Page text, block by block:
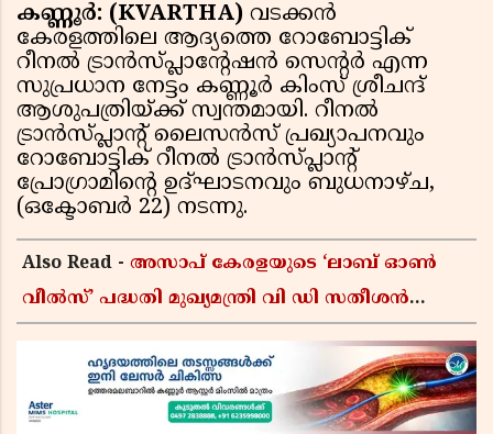
കണ്ണൂർ: (KVARTHA) വടക്കൻ
കേരളത്തിലെ ആദ്യത്തെ റോബോട്ടിക്
റീനല്‍ ട്രാന്‍സ്പ്ലാന്റേഷന്‍ സെന്റർ എന്ന
സുപ്രധാന നേട്ടം കണ്ണൂർ കിംസ് ശ്രീചന്ദ്
ആശുപത്രിയ്ക്ക് സ്വന്തമായി. റീനൽ
ട്രാൻസ്‌പ്ലാന്റ് ലൈസൻസ് പ്രഖ്യാപനവും
റോബോട്ടിക് റീനൽ ട്രാൻസ്‌പ്ലാന്റ്
പ്രോഗ്രാമിന്റെ ഉദ്ഘാടനവും ബുധനാഴ്ച,
(ഒക്ടോബർ 22) നടന്നു.
Also Read - അസാപ് കേരളയുടെ ‘ലാബ് ഓൺ
വീൽസ്’ പദ്ധതി മുഖ്യമന്ത്രി വി ഡി സതീശൻ